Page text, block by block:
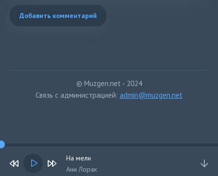
Добавить комментарий
© Muzgen.net - 2024
Связь с администрацией: admin@muzgen.net
На мели
Ани Лорак